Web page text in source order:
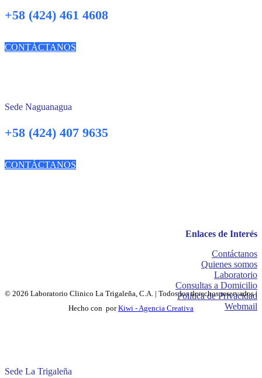
+58 (424) 461 4608
CONTÁCTANOS
Sede Naguanagua
+58 (424) 407 9635
CONTÁCTANOS
Enlaces de Interés
Contáctanos
Quienes somos
Laboratorio
Consultas a Domicilio
Política de Privacidad
Webmail
© 2026 Laboratorio Clinico La Trigaleña, C.A. | Todos los derechos reservados |
Hecho con porKiwi - Agencia Creativa
Sede La Trigaleña